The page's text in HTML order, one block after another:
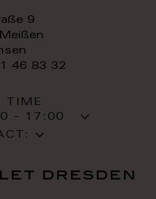
9
46 83 32
TIME
- 17:00
dresden